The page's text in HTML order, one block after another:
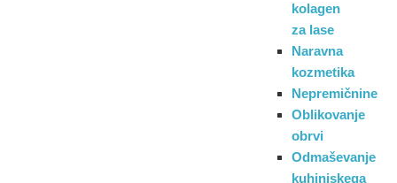
kolagen
za lase
Naravna
kozmetika
Nepremičnine
Oblikovanje
obrvi
Odmaševanje
kuhinjskega